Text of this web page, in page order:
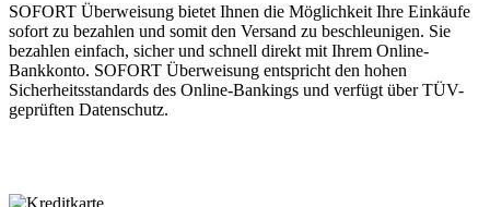
SOFORT Überweisung bietet Ihnen die Möglichkeit Ihre Einkäufe
sofort zu bezahlen und somit den Versand zu beschleunigen. Sie
bezahlen einfach, sicher und schnell direkt mit Ihrem Online-
Bankkonto. SOFORT Überweisung entspricht den hohen
Sicherheitsstandards des Online-Bankings und verfügt über TÜV-
geprüften Datenschutz.